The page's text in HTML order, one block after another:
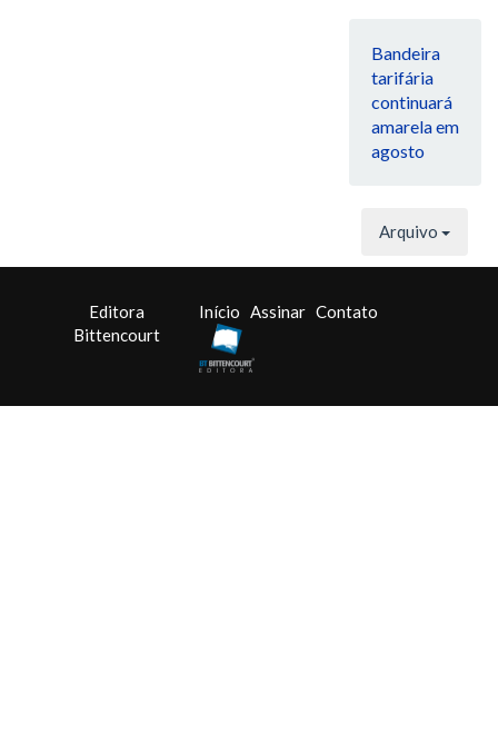
Bandeira
tarifária
continuará
amarela em
agosto
Arquivo
Editora
Bittencourt
Início Assinar Contato